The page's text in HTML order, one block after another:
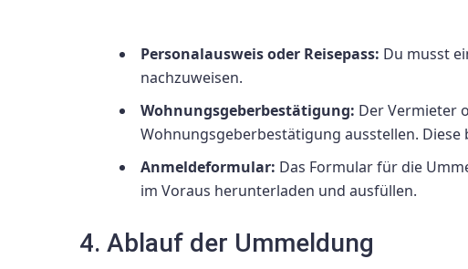
Personalausweis oder Reisepass: Du musst
nachzuweisen.
Wohnungsgeberbestätigung: Der Vermieter
Wohnungsgeberbestätigung ausstellen.
Anmeldeformular: Das Formular für die
im Voraus herunterladen und ausfüllen.
4. Ablauf der Ummeldung